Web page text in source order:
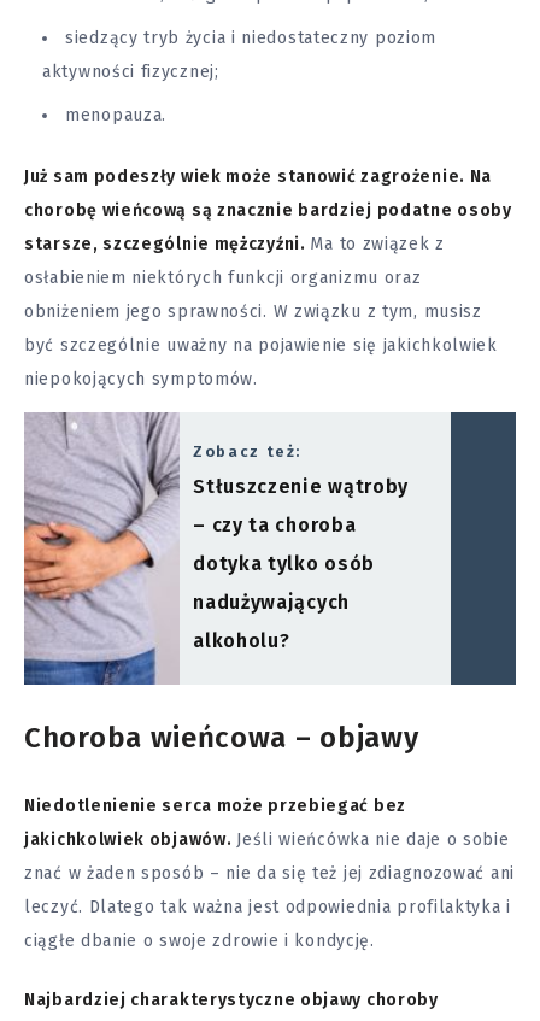
siedzący tryb życia i niedostateczny poziom
aktywności fizycznej;
menopauza.
Już sam podeszły wiek może stanowić zagrożenie. Na
chorobę wieńcową są znacznie bardziej podatne osoby
starsze, szczególnie mężczyźni. Ma to związek z
osłabieniem niektórych funkcji organizmu oraz
obniżeniem jego sprawności. W związku z tym, musisz
być szczególnie uważny na pojawienie się jakichkolwiek
niepokojących symptomów.
Zobacz też:
Stłuszczenie wątroby
– czy ta choroba
dotyka tylko osób
nadużywających
alkoholu?
Choroba wieńcowa – objawy
Niedotlenienie serca może przebiegać bez
jakichkolwiek objawów. Jeśli wieńcówka nie daje o sobie
znać w żaden sposób – nie da się też jej zdiagnozować ani
leczyć. Dlatego tak ważna jest odpowiednia profilaktyka i
ciągłe dbanie o swojezdrowie i kondycję.
Najbardziej charakterystyczne objawy choroby